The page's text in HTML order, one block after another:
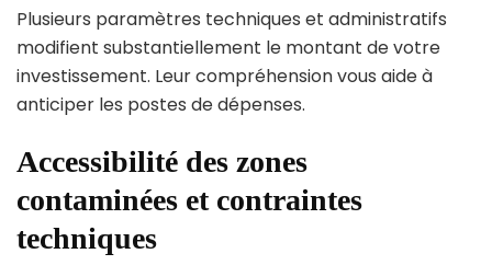
Plusieurs paramètres techniques et administratifs
modifient substantiellement le montant de votre
investissement. Leur compréhension vous aide à
anticiper les postes de dépenses.
Accessibilité des zones
contaminées et contraintes
techniques